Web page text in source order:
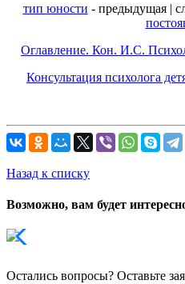
тип юности - предыдущая |
Оглавление. Кон. И.С.
Консультация психолога
Назад к списку
Возможно, вам будет
Остались вопросы? Оставьте